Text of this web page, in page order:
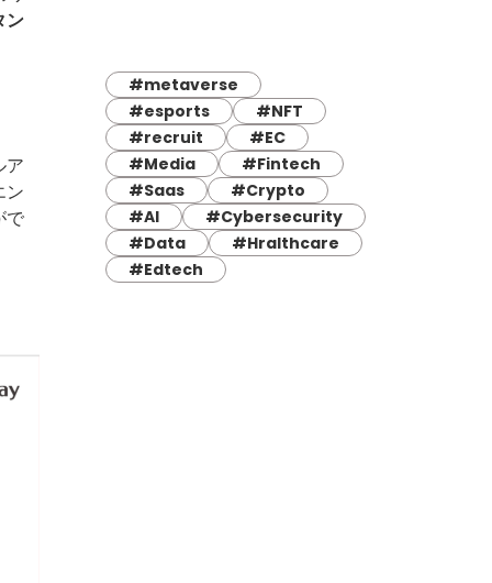
ン
ア
ン
で
#metaverse
#esports
#NFT
#recruit
#EC
#Media
#Fintech
#Saas
#Crypto
#AI
#Cybersecurity
#Data
#Hralthcare
#Edtech